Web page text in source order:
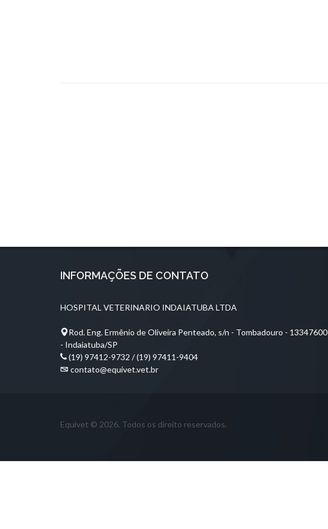
INFORMAÇÕES DE CONTATO
HOSPITAL VETERINARIO INDAIATUBA LTDA
Rod. Eng. Ermênio de Oliveira Penteado, s/n - Tombadouro - 13347600
- Indaiatuba/SP
(19) 97412-9732 / (19) 97411-9404
contato@equivet.vet.br
Equivet © 2026. Todos os direito reservados.